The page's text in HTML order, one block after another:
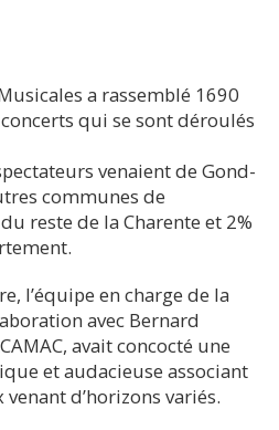
a rassemblé 1690
qui se sont déroulés
venaient de Gond-
communes de
reste de la Charente et 2%
l’équipe en charge de la
avec Bernard
avait concocté une
et audacieuse associant
d’horizons variés.